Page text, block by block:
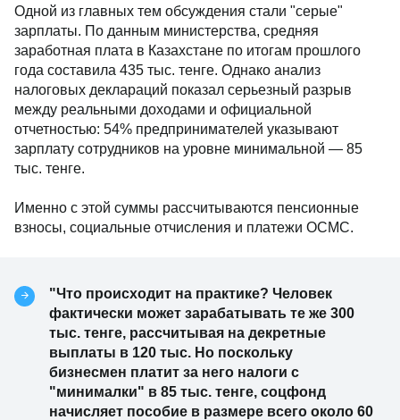
Одной из главных тем обсуждения стали "серые"
зарплаты. По данным министерства, средняя
заработная плата в Казахстане по итогам прошлого
года составила 435 тыс. тенге. Однако анализ
налоговых деклараций показал серьезный разрыв
между реальными доходами и официальной
отчетностью: 54% предпринимателей указывают
зарплату сотрудников на уровне минимальной — 85
тыс. тенге.
Именно с этой суммы рассчитываются пенсионные
взносы, социальные отчисления и платежи ОСМС.
"Что происходит на практике? Человек
фактически может зарабатывать те же 300
тыс. тенге, рассчитывая на декретные
выплаты в 120 тыс. Но поскольку
бизнесмен платит за него налоги с
"минималки" в 85 тыс. тенге, соцфонд
начисляет пособие в размере всего около 60